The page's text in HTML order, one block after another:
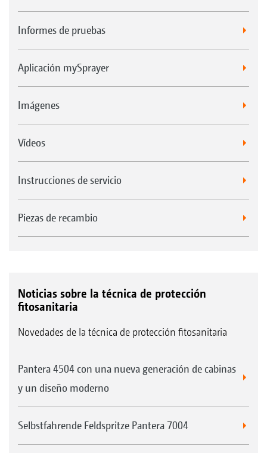
Informes de pruebas
Aplicación mySprayer
Imágenes
Vídeos
Instrucciones de servicio
Piezas de recambio
Noticias sobre la técnica de protección
fitosanitaria
Novedades de la técnica de protección fitosanitaria
Pantera 4504 con una nueva generación de cabinas
y un diseño moderno
Selbstfahrende Feldspritze Pantera 7004